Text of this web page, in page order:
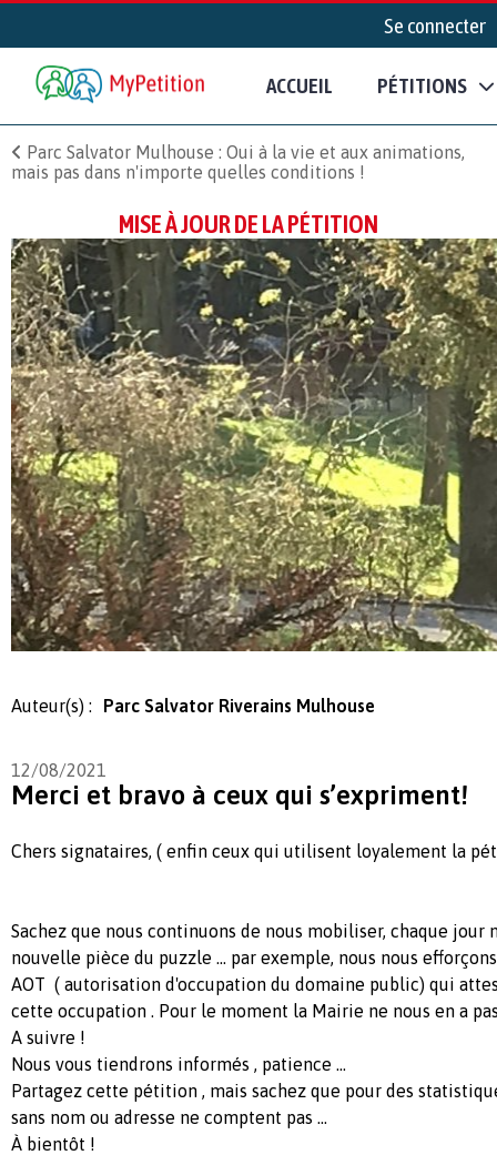
Se connecter
ACCUEIL PÉTITIONS
Parc Salvator Mulhouse : Oui à la vie et aux animations,
mais pas dans n'importe quelles conditions !
MISE À JOUR DE LA PÉTITION
Auteur(s) : Parc Salvator Riverains Mulhouse
12/08/2021
Merci et bravo à ceux qui s’expriment!
Chers signataires, ( enfin ceux qui utilisent loyalement la
Sachez que nous continuons de nous mobiliser, chaque jour
nouvelle pièce du puzzle ... par exemple, nous nous
AOT ( autorisation d'occupation du domaine public) qui
cette occupation . Pour le moment la Mairie ne nous en a
A suivre !
Nous vous tiendrons informés , patience ...
Partagez cette pétition , mais sachez que pour des
sans nom ou adresse ne comptent pas ...
À bientôt !